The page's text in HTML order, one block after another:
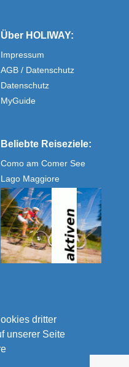
dritter
unserer Seite
Über HOLIWAY:
Impressum
AGB / Datenschutz
Datenschutz
MyGuide
Beliebte Reiseziele:
Como am Comer See
Lago Maggiore